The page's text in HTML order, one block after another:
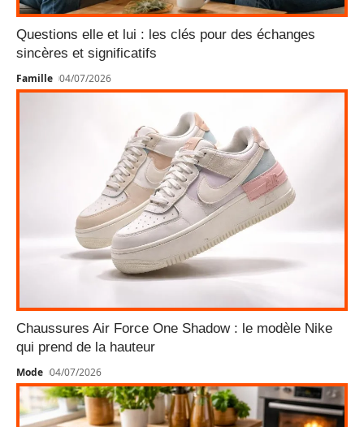
Questions elle et lui : les clés pour des échanges
sincères et significatifs
Famille 04/07/2026
Chaussures Air Force One Shadow : le modèle Nike
qui prend de la hauteur
Mode 04/07/2026